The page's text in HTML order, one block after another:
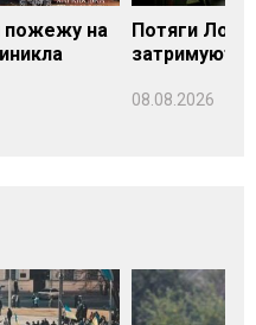
пожежу на
Потяги
08.08.2026